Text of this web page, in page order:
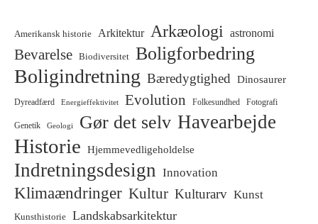
Amerikansk historie Arkitektur Arkæologi astronomi
Bevarelse Biodiversitet Boligforbedring
Boligindretning Bæredygtighed Dinosaurer
Dyreadfærd Energieffektivitet Evolution Folkesundhed Fotografi
Genetik Geologi Gør det selv Havearbejde
Historie Hjemmevedligeholdelse
Indretningsdesign Innovation
Klimaændringer Kultur Kulturarv Kunst
Kunsthistorie Landskabsarkitektur